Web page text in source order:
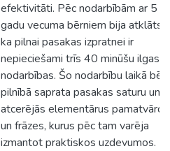
efektivitāti. Pēc nodarbībām ar 5 –
gadu vecuma bērniem bija atklāts,
ka pilnai pasakas izpratnei ir
nepieciešami trīs 40 minūšu ilgas
nodarbības. Šo nodarbību laikā
pilnībā saprata pasakas saturu un
atcerējās elementārus
un frāzes, kurus pēc tam varēja
izmantot praktiskos uzdevumos.